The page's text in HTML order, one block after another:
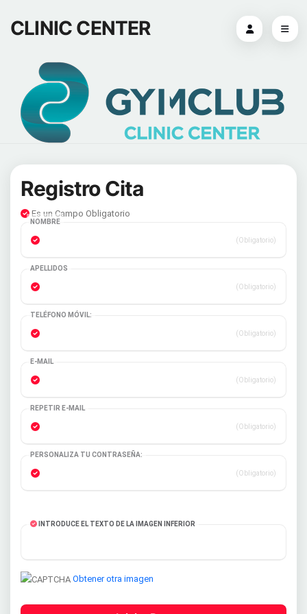
CLINIC CENTER
Registro Cita
Es un Campo Obligatorio
NOMBRE
(Obligatorio)
APELLIDOS
(Obligatorio)
TELÉFONO MÓVIL:
(Obligatorio)
E-MAIL
(Obligatorio)
REPETIR E-MAIL
(Obligatorio)
PERSONALIZA TU CONTRASEÑA:
(Obligatorio)
INTRODUCE EL TEXTO DE LA IMAGEN INFERIOR
Obtener otra imagen